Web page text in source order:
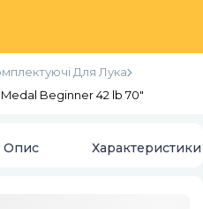
Для Лука
Beginner 42 lb 70"
Опис Характеристики